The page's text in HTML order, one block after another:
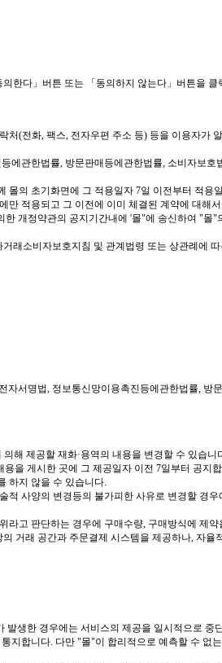
한다」버튼 또는 「동의하지 않는다」버튼을
(전화, 팩스, 전자우편 주소 등) 등을 이용자가
관한법률, 방문판매등에관한법률, 소비자보호
의 초기화면에 그 적용일자 7일 이전부터 적용
적용되고 그 이전에 이미 체결된 계약에 대해
개정약관의 공지기간내에 '몰"에 송신하여 "몰
래소비자보호지침 및 관계법령 또는 상관례에
서명법, 정보통신망이용촉진등에관한법률, 방
해 제공할 재화·용역의 내용을 변경할 수 있습니
을 게시한 곳에 그 제공일자 이전 7일부터 공지
하지 않을 수 있습니다.
사양의 변경등의 불가피한 사유로 변경할 경
고 판단하는 경우에 구매수량, 구매방식에 제약
거래 공간과 주문결제 시스템을 제공하나, 자율
생한 경우에는 서비스의 제공을 일시적으로 중
합니다. 다만 "몰"이 합리적으로 예측할 수 없